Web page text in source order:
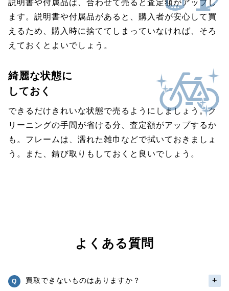
説明書や付属品は、合わせて売ると査定額がアップし
ます。説明書や付属品があると、購入者が安心して買
えるため、購入時に捨ててしまっていなければ、そろ
えておくとよいでしょう。
綺麗な状態に
しておく
できるだけきれいな状態で売るようにしましょう。ク
リーニングの手間が省ける分、査定額がアップするか
も。フレームは、濡れた雑巾などで拭いておきましょ
う。また、錆び取りもしておくと良いでしょう。
よくある質問
買取できないものはありますか？